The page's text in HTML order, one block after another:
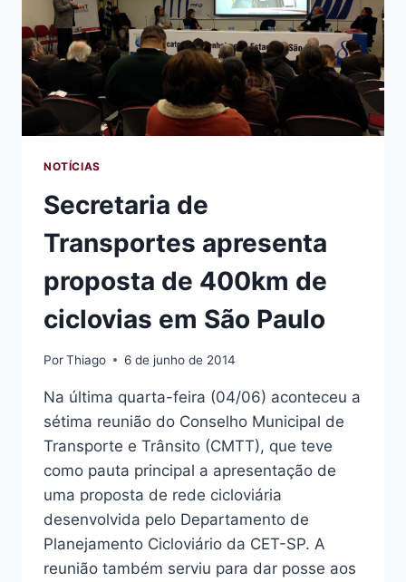
CIDADE
MAIS
CICLÁVEL,
HUMANA,
INCLUSIVA
E
NOTÍCIAS
Secretaria de
Transportes apresenta
proposta de 400km de
ciclovias em São Paulo
PorThiago 6 de junho de 2014
Na última quarta-feira (04/06) aconteceu a
sétima reunião do Conselho Municipal de
Transporte e Trânsito (CMTT), que teve
como pauta principal a apresentação de
uma proposta de rede cicloviária
desenvolvida pelo Departamento de
Planejamento Cicloviário da CET-SP. A
reunião também serviu para dar posse aos